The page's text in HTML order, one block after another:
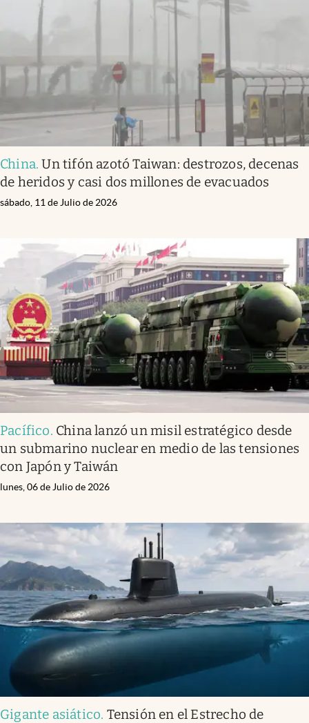
Infotechnology
Clase
Mundial 2026
Eventos Corporativos
Mediakit
abre en nueva pestaña
Argentina
China.Un tifón azotó Taiwan: destrozos, decenas
de heridos y casi dos millones de evacuados
sábado, 11 de Julio de 2026
Pacífico. China lanzó un misil estratégico desde
un submarino nuclear en medio de las tensiones
con Japón y Taiwán
lunes, 06 de Julio de 2026
Gigante asiático. Tensión en el Estrecho de